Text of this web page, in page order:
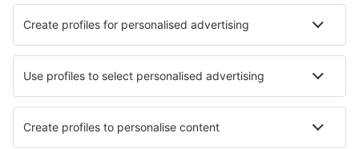
Hotely v Bombaji Hotely ve Váránasí Hotely v Gválijaru
Hotely in Lavasa